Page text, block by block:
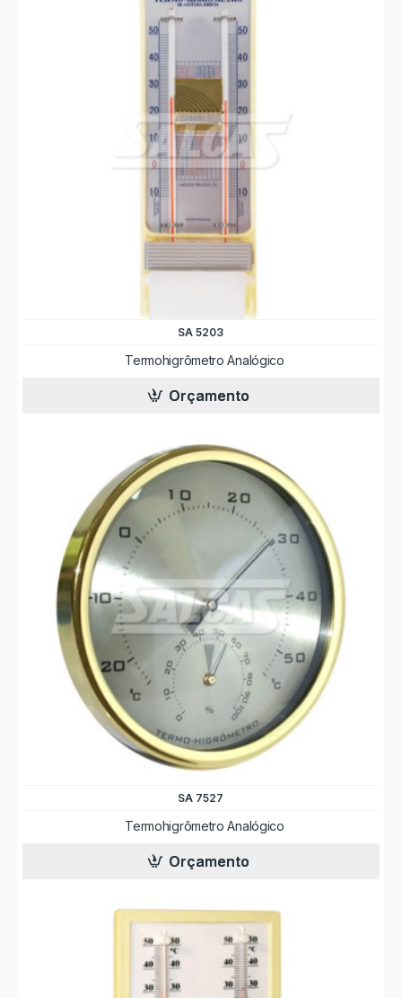
SA 5203
Termohigrômetro Analógico
Orçamento
SA 7527
Termohigrômetro Analógico
Orçamento